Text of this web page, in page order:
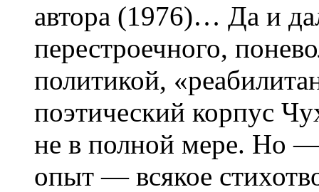
автора (1976)… Да и
перестроечного,
политикой,
поэтический корпус
не в полной мере. Но
опыт — всякое